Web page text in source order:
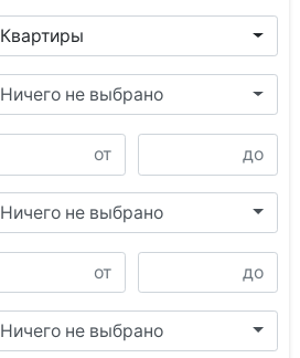
Квартиры
Ничего не выбрано
Ничего не выбрано
Ничего не выбрано